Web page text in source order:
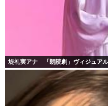
堤礼実アナ 「朗読劇」ヴィジュアル